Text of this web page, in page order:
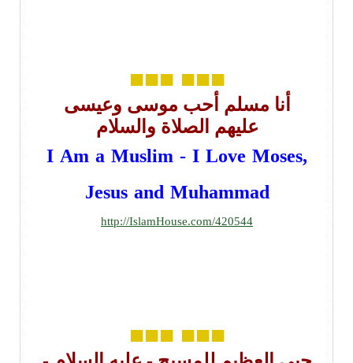
■■■
■■■
أنا مسلم أحب موسى وعيسى
عليهم الصلاة والسلام
I Am a Muslim - I Love Moses,
Jesus and Muhammad
http://IslamHouse.com/420544
■■■
■■■